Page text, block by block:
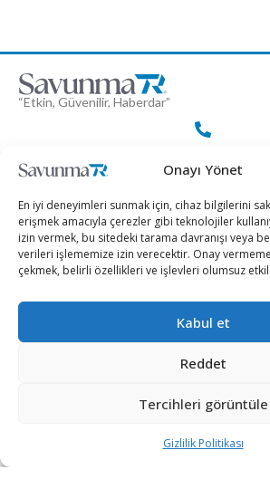
Onayı Yönet
En iyi deneyimleri sunmak için, cihaz bilgilerini
erişmek amacıyla çerezler gibi teknolojiler
izin vermek, bu sitedeki tarama davranışı veya
verileri işlememize izin verecektir. Onay
çekmek, belirli özellikleri ve işlevleri olumsuz
Kabul et
Reddet
Tercihleri görüntüle
Gizlilik Politikası
“Etkin, Güvenilir, Haberdar”
+90 530 308 17 96
2026 © Savunma TR. Tüm Hakları Saklıdır.
Savunma Sanayii
Kategoriler
Siber Güvenlik
Politika